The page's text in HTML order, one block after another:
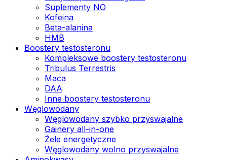
Suplementy NO
Kofeina
Beta-alanina
HMB
Boostery testosteronu
Kompleksowe boostery testosteronu
Tribulus Terrestris
Maca
DAA
Inne boostery testosteronu
Węglowodany
Węglowodany szybko przyswajalne
Gainery all-in-one
Żele energetyczne
Węglowodany wolno przyswajalne